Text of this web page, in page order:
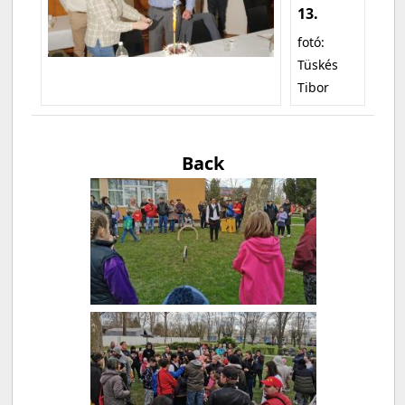
13.
fotó:
Tüskés
Tibor
Back